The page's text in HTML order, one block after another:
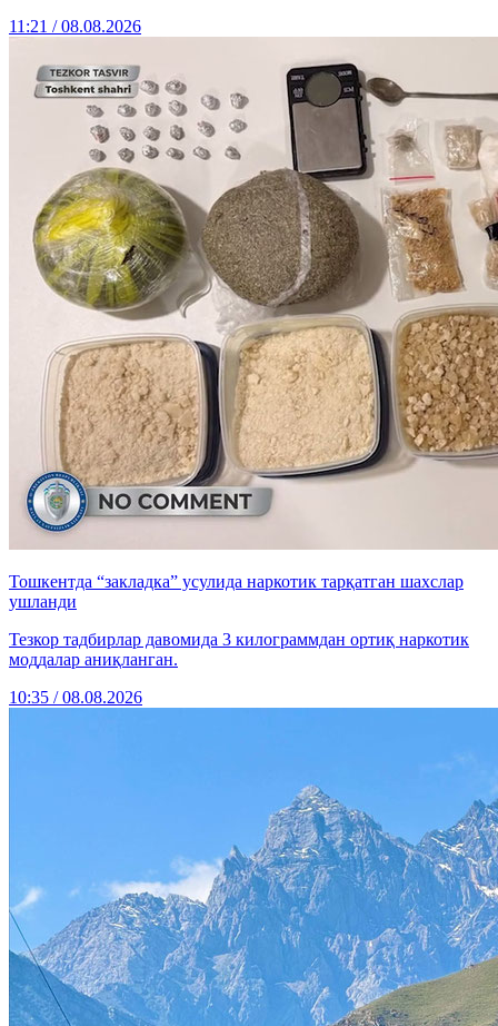
11:21 / 08.08.2026
Тошкентда “закладка” усулида наркотик тарқатган шахслар
ушланди
Тезкор тадбирлар давомида 3 килограммдан ортиқ наркотик
моддалар аниқланган.
10:35 / 08.08.2026